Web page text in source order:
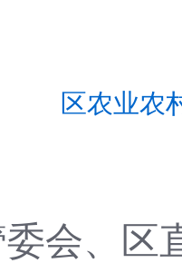
区农业农
会、区